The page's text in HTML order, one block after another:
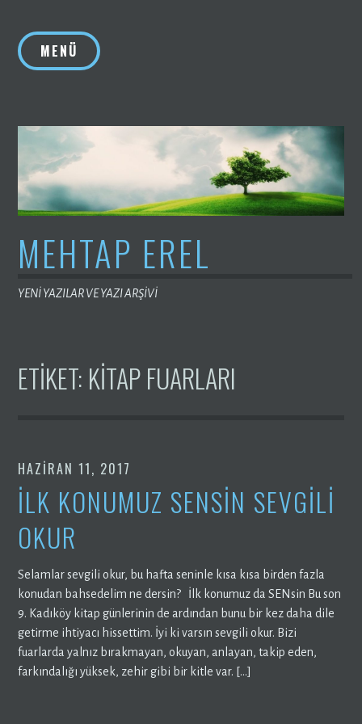
MENÜ
MEHTAP EREL
YENİ YAZILAR VE YAZI ARŞİVİ
ETIKET: KITAP FUARLARI
HAZIRAN 11, 2017
İLK KONUMUZ SENSİN SEVGİLİ
OKUR
Selamlar sevgili okur, bu hafta seninle kısa kısa birden fazla
konudan bahsedelim ne dersin? İlk konumuz da SENsin Bu son
9. Kadıköy kitap günlerinin de ardından bunu bir kez daha dile
getirme ihtiyacı hissettim. İyi ki varsın sevgili okur. Bizi
fuarlarda yalnız bırakmayan, okuyan, anlayan, takip eden,
farkındalığı yüksek, zehir gibi bir kitle var. […]